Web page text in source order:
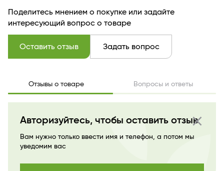
Поделитесь мнением о покупке или задайте
интересующий вопрос о товаре
Оставить отзыв Задать вопрос
Отзывы о товаре Вопросы и ответы
close
Авторизуйтесь, чтобы оставить отзыв
Вам нужно только ввести имя и телефон, а потом мы
уведомим вас